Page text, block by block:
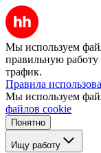
Мы используем
правильную работу
трафик.
Правила
Мы используем
файлов cookie
Понятно
Ищу работу